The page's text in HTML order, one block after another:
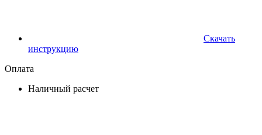
Скачать
инструкцию
Оплата
Наличный расчет